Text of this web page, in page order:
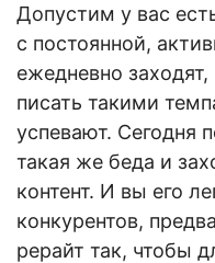
Допустим у вас
с постоянной,
ежедневно
писать такими
успевают. Сегодня
такая же беда и
контент. И вы его
конкурентов,
рерайт так, чтобы